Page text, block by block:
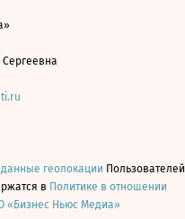
данные геолокации Пользователей
в Политике в отношении
«Бизнес Ньюс Медиа»